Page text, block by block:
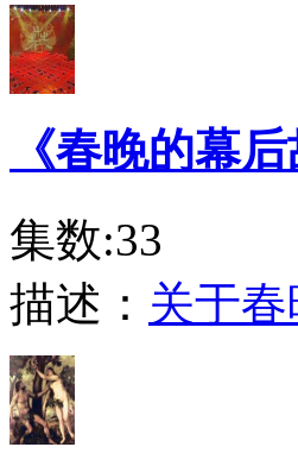
《春晚的幕后
集数:33
描述： 关于